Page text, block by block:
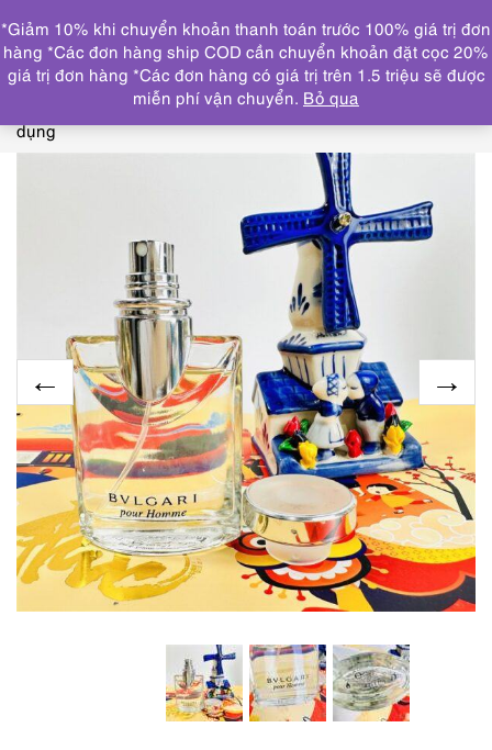
DANH MỤC
Trang chủ THƯƠNG HIỆU NỔI BẬT BVLGARI
0315-
BVLGARI Pour Homme EDT 30ml-Nước hoa nam-Đã sử
dụng
*Giảm 10% khi chuyển khoản thanh toán trước 100% giá trị đơn
hàng *Các đơn hàng ship COD cần chuyển khoản đặt cọc 20%
giá trị đơn hàng *Các đơn hàng có giá trị trên 1.5 triệu sẽ được
miễn phí vận chuyển. Bỏ qua